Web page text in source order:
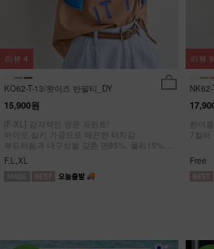
KO62-T-13/왓이즈 반팔티_DY
15,900원
[F-XL] 감각적인 영문 프린트!
바이오 실키 가공으로 매끈한 터치감
부드러움과 내구성을 갖춘 면85%, 폴리15%
#NAK MADE.
F,L,XL
리뷰 4
_HR
한여
7컬러
Free
리뷰 9